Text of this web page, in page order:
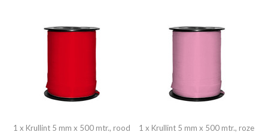
1 x Krullint 5 mm x 500 mtr., rood 1 x Krullint 5 mm x 500 mtr., roze